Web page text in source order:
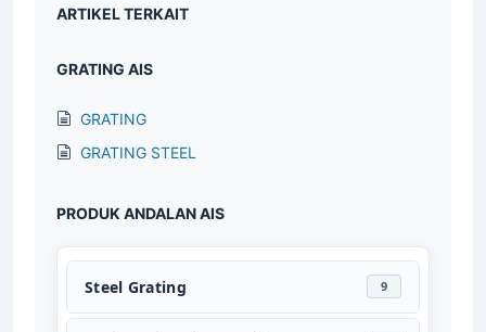
ARTIKEL TERKAIT
GRATING AIS
GRATING
GRATING STEEL
PRODUK ANDALAN AIS
Steel Grating 9